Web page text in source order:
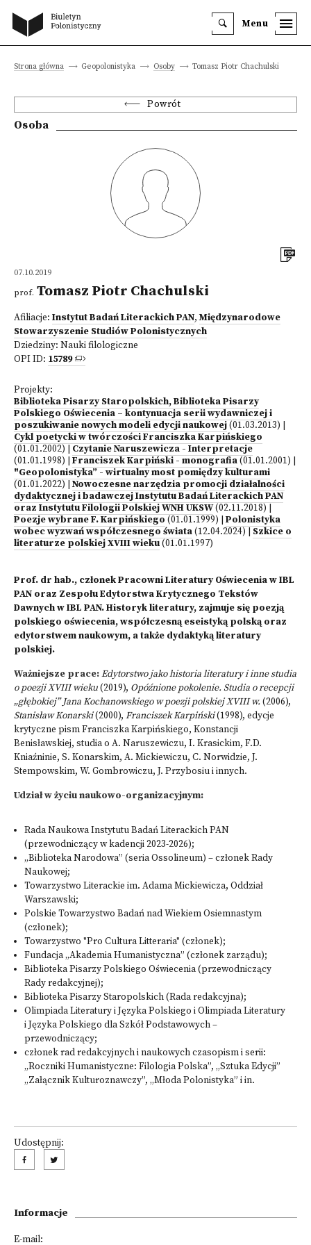
Menu
Strona główna Geopolonistyka Osoby Tomasz Piotr Chachulski
Powrót
Osoba
07.10.2019
prof. Tomasz Piotr Chachulski
Afiliacje: Instytut Badań Literackich PAN,Międzynarodowe
Stowarzyszenie Studiów Polonistycznych
Dziedziny: Nauki filologiczne
OPI ID: 15789
Projekty:
Biblioteka Pisarzy Staropolskich, Biblioteka Pisarzy
Polskiego Oświecenia – kontynuacja serii wydawniczej i
poszukiwanie nowych modeli edycji naukowej(01.03.2013)
Cykl poetycki w twórczości Franciszka Karpińskiego
(01.01.2002)
Czytanie Naruszewicza - Interpretacje
(01.01.1998)
Franciszek Karpiński - monografia(01.01.2001)
"Geopolonistyka” - wirtualny most pomiędzy kulturami
(01.01.2022)
Nowoczesne narzędzia promocji działalności
dydaktycznej i badawczej Instytutu Badań Literackich PAN
oraz Instytutu Filologii Polskiej WNH UKSW(02.11.2018)
Poezje wybrane F. Karpińskiego (01.01.1999)
Polonistyka
wobec wyzwań współczesnego świata(12.04.2024)
Szkice o
literaturze polskiej XVIII wieku(01.01.1997)
Prof. dr hab., członek Pracowni Literatury Oświecenia w IBL
PAN oraz Zespołu Edytorstwa Krytycznego Tekstów
Dawnych w IBL PAN. Historyk literatury, zajmuje się poezją
polskiego oświecenia, współczesną eseistyką polską oraz
edytorstwem naukowym, a także dydaktyką literatury
polskiej.
Ważniejsze prace:Edytorstwo jako historia literatury i inne studia
o poezji XVIII wieku(2019), Opóźnione pokolenie. Studia o recepcji
„głębokiej” Jana Kochanowskiego w poezji polskiej XVIII w. (2006),
Stanisław Konarski(2000), Franciszek Karpiński(1998), edycje
krytyczne pism Franciszka Karpińskiego, Konstancji
Benisławskiej, studia o A. Naruszewiczu, I. Krasickim, F.D.
Kniaźninie, S. Konarskim, A. Mickiewiczu, C. Norwidzie, J.
Stempowskim, W. Gombrowiczu, J. Przybosiu i innych.
Udział w życiu naukowo-organizacyjnym:
Rada Naukowa Instytutu Badań Literackich PAN
(przewodniczący w kadencji 2023-2026);
„Biblioteka Narodowa” (seria Ossolineum) – członek Rady
Naukowej;
Towarzystwo Literackie im. Adama Mickiewicza, Oddział
Warszawski;
Polskie Towarzystwo Badań nad Wiekiem Osiemnastym
(członek);
Towarzystwo "Pro Cultura Litteraria" (członek);
Fundacja „Akademia Humanistyczna” (członek zarządu);
Biblioteka Pisarzy Polskiego Oświecenia (przewodniczący
Rady redakcyjnej);
Biblioteka Pisarzy Staropolskich (Rada redakcyjna);
Olimpiada Literatury i Języka Polskiego i Olimpiada Literatury
i Języka Polskiego dla Szkół Podstawowych –
przewodniczący;
członek rad redakcyjnych i naukowych czasopism i serii:
„Roczniki Humanistyczne: Filologia Polska”, „Sztuka Edycji”
„Załącznik Kulturoznawczy”, „Młoda Polonistyka” i in.
Udostępnij:
Informacje
E-mail: